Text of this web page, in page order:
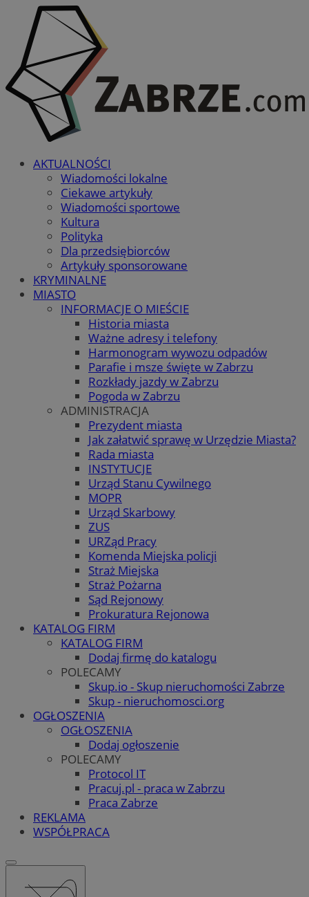
AKTUALNOŚCI
Wiadomości lokalne
Ciekawe artykuły
Wiadomości sportowe
Kultura
Polityka
Dla przedsiębiorców
Artykuły sponsorowane
KRYMINALNE
MIASTO
INFORMACJE O MIEŚCIE
Historia miasta
Ważne adresy i telefony
Harmonogram wywozu odpadów
Parafie i msze święte w Zabrzu
Rozkłady jazdy w Zabrzu
Pogoda w Zabrzu
ADMINISTRACJA
Prezydent miasta
Jak załatwić sprawę w Urzędzie Miasta?
Rada miasta
INSTYTUCJE
Urząd Stanu Cywilnego
MOPR
Urząd Skarbowy
ZUS
URZąd Pracy
Komenda Miejska policji
Straż Miejska
Straż Pożarna
Sąd Rejonowy
Prokuratura Rejonowa
KATALOG FIRM
KATALOG FIRM
Dodaj firmę do katalogu
POLECAMY
Skup.io - Skup nieruchomości Zabrze
Skup - nieruchomosci.org
OGŁOSZENIA
OGŁOSZENIA
Dodaj ogłoszenie
POLECAMY
Protocol IT
Pracuj.pl - praca w Zabrzu
Praca Zabrze
REKLAMA
WSPÓŁPRACA